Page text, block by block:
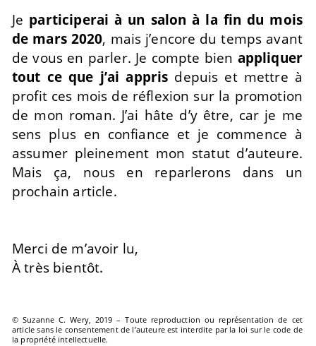
Je participerai à un salon à la fin du mois
de mars 2020, mais j’encore du temps avant
de vous en parler. Je compte bien appliquer
tout ce que j’ai appris depuis et mettre à
profit ces mois de réflexion sur la promotion
de mon roman. J’ai hâte d’y être, car je me
sens plus en confiance et je commence à
assumer pleinement mon statut d’auteure.
Mais ça, nous en reparlerons dans un
prochain article.
Merci de m’avoir lu,
À très bientôt.
© Suzanne C. Wery, 2019 – Toute reproduction ou représentation de cet
article sans le consentement de l’auteure est interdite par la loi sur le code de
la propriété intellectuelle.